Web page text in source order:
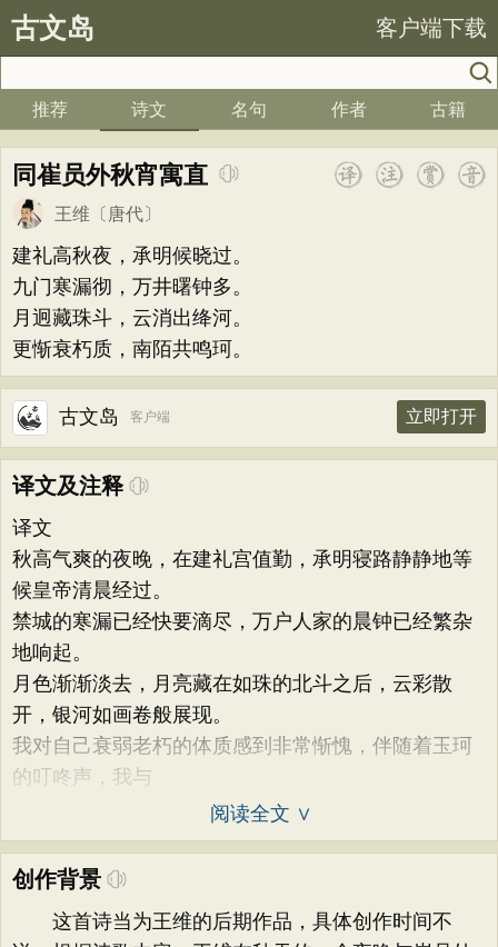
古文岛 客户端下载
推荐 诗文 名句 作者 古籍
同崔员外秋宵寓直
王维 〔唐代〕
建礼高秋夜，承明候晓过。
九门寒漏彻，万井曙钟多。
月迥藏珠斗，云消出绛河。
更惭衰朽质，南陌共鸣珂。
古文岛 客户端 立即打开
译文及注释
译文
秋高气爽的夜晚，在建礼宫值勤，承明寝路静静地等
候皇帝清晨经过。
禁城的寒漏已经快要滴尽，万户人家的晨钟已经繁杂
地响起。
月色渐渐淡去，月亮藏在如珠的北斗之后，云彩散
开，银河如画卷般展现。
我对自己衰弱老朽的体质感到非常惭愧，伴随着玉珂
的叮咚声，我与
阅读全文 ∨
创作背景
这首诗当为王维的后期作品，具体创作时间不